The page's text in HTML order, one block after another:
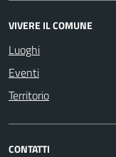
VIVERE IL COMUNE
Luoghi
Eventi
Territorio
CONTATTI